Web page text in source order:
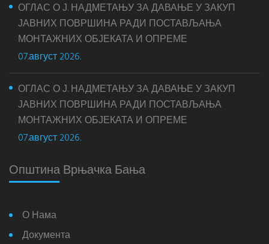
ОГЛАС О Ј. НАДМЕТАЊУ ЗА ДАВАЊЕ У ЗАКУП
ЈАВНИХ ПОВРШИНА РАДИ ПОСТАВЉАЊА
МОНТАЖНИХ ОБЈЕКАТА И ОПРЕМЕ
07.август 2026.
ОГЛАС О Ј. НАДМЕТАЊУ ЗА ДАВАЊЕ У ЗАКУП
ЈАВНИХ ПОВРШИНА РАДИ ПОСТАВЉАЊА
МОНТАЖНИХ ОБЈЕКАТА И ОПРЕМЕ
07.август 2026.
Општина Врњачка Бања
О Нама
Документа